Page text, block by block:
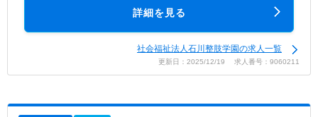
詳細を見る
社会福祉法人石川整肢学園の求人一覧
更新日：2025/12/19 求人番号：9060211